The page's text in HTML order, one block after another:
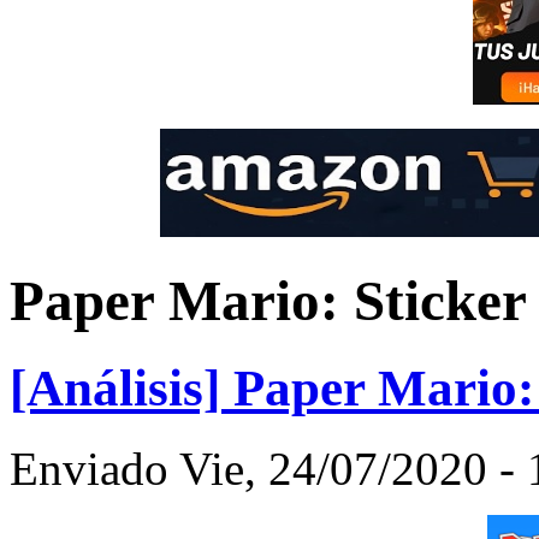
Paper Mario:
[Análisis] Paper
Enviado Vie, 24/07/2020 -